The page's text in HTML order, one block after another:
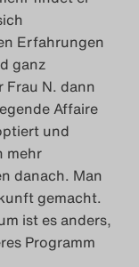
Erfahrungen
ganz
Frau N. dann
Affaire
und
mehr
danach. Man
gemacht.
ist es anders,
Programm